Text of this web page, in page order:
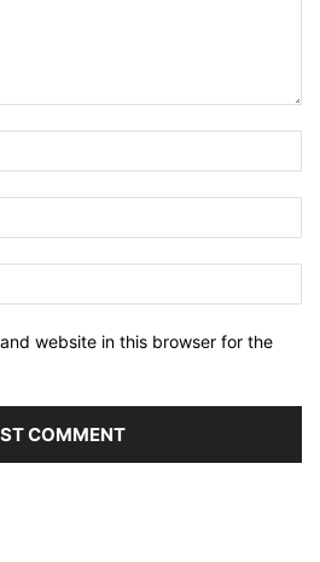
website in this browser for the